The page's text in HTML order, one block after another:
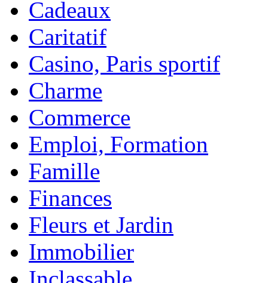
Cadeaux
Caritatif
Casino, Paris sportif
Charme
Commerce
Emploi, Formation
Famille
Finances
Fleurs et Jardin
Immobilier